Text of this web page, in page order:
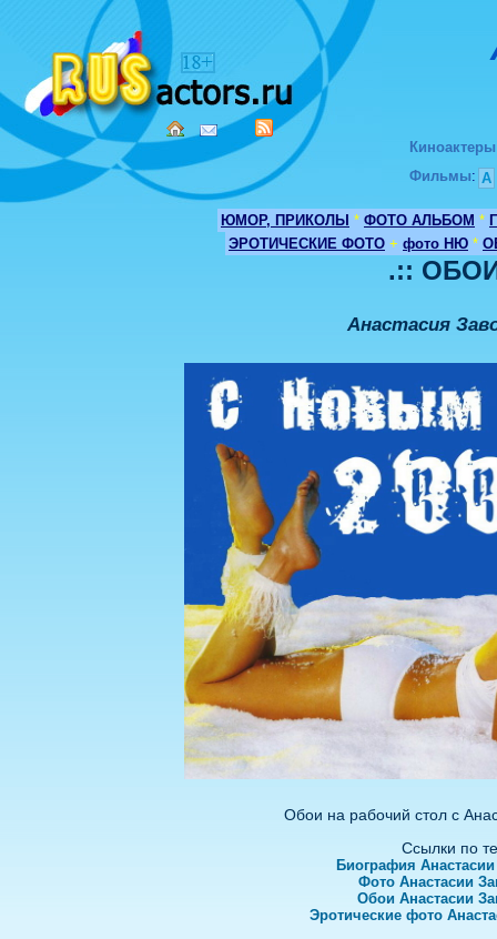
Киноактеры
Фильмы: А
ЮМОР, ПРИКОЛЫ * ФОТО АЛЬБОМ *
ЭРОТИЧЕСКИЕ ФОТО + фото НЮ *
.::
Анастасия
Обои на рабочий стол с
Ссылки по
Биография
Фото Анастасии
Обои Анастасии
Эротические фото